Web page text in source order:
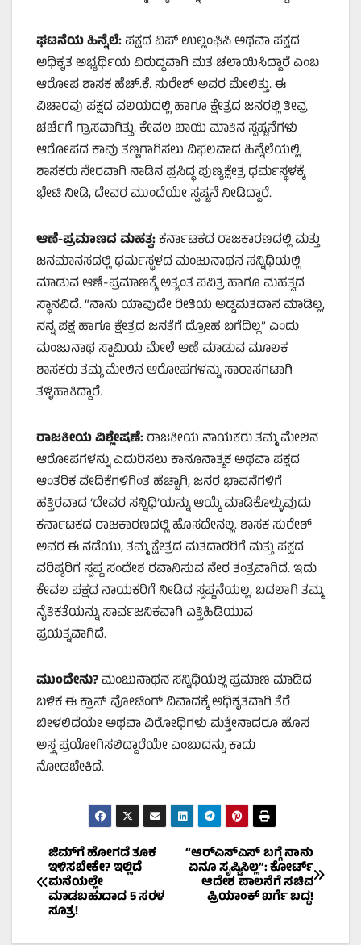
ಘಟನೆಯ ಹಿನ್ನೆಲೆ:ಪಕ್ಷದ ವಿಪ್ ಉಲ್ಲಂಘಿಸಿ ಅಥವಾ ಪಕ್ಷದ
ಅಧಿಕೃತ ಅಭ್ಯರ್ಥಿಯ ವಿರುದ್ಧವಾಗಿ ಮತ ಚಲಾಯಿಸಿದ್ದಾರೆ ಎಂಬ
ಆರೋಪ ಶಾಸಕ ಹೆಚ್.ಕೆ. ಸುರೇಶ್ ಅವರ ಮೇಲಿತ್ತು. ಈ
ವಿಚಾರವು ಪಕ್ಷದ ವಲಯದಲ್ಲಿ ಹಾಗೂ ಕ್ಷೇತ್ರದ ಜನರಲ್ಲಿ ತೀವ್ರ
ಚರ್ಚೆಗೆ ಗ್ರಾಸವಾಗಿತ್ತು. ಕೇವಲ ಬಾಯಿ ಮಾತಿನ ಸ್ಪಷ್ಟನೆಗಳು
ಆರೋಪದ ಕಾವು ತಣ್ಣಗಾಗಿಸಲು ವಿಫಲವಾದ ಹಿನ್ನೆಲೆಯಲ್ಲಿ,
ಶಾಸಕರು ನೇರವಾಗಿ ನಾಡಿನ ಪ್ರಸಿದ್ಧ ಪುಣ್ಯಕ್ಷೇತ್ರ ಧರ್ಮಸ್ಥಳಕ್ಕೆ
ಭೇಟಿ ನೀಡಿ, ದೇವರ ಮುಂದೆಯೇ ಸ್ಪಷ್ಟನೆ ನೀಡಿದ್ದಾರೆ.
ಆಣೆ-ಪ್ರಮಾಣದ ಮಹತ್ವ:ಕರ್ನಾಟಕದ ರಾಜಕಾರಣದಲ್ಲಿ ಮತ್ತು
ಜನಮಾನಸದಲ್ಲಿ ಧರ್ಮಸ್ಥಳದ ಮಂಜುನಾಥನ ಸನ್ನಿಧಿಯಲ್ಲಿ
ಮಾಡುವ ಆಣೆ-ಪ್ರಮಾಣಕ್ಕೆ ಅತ್ಯಂತ ಪವಿತ್ರ ಹಾಗೂ ಮಹತ್ವದ
ಸ್ಥಾನವಿದೆ. “ನಾನು ಯಾವುದೇ ರೀತಿಯ ಅಡ್ಡಮತದಾನ ಮಾಡಿಲ್ಲ,
ನನ್ನ ಪಕ್ಷ ಹಾಗೂ ಕ್ಷೇತ್ರದ ಜನತೆಗೆ ದ್ರೋಹ ಬಗೆದಿಲ್ಲ” ಎಂದು
ಮಂಜುನಾಥ ಸ್ವಾಮಿಯ ಮೇಲೆ ಆಣೆ ಮಾಡುವ ಮೂಲಕ
ಶಾಸಕರು ತಮ್ಮ ಮೇಲಿನ ಆರೋಪಗಳನ್ನು ಸಾರಾಸಗಟಾಗಿ
ತಳ್ಳಿಹಾಕಿದ್ದಾರೆ.
ರಾಜಕೀಯ ವಿಶ್ಲೇಷಣೆ:ರಾಜಕೀಯ ನಾಯಕರು ತಮ್ಮ ಮೇಲಿನ
ಆರೋಪಗಳನ್ನು ಎದುರಿಸಲು ಕಾನೂನಾತ್ಮಕ ಅಥವಾ ಪಕ್ಷದ
ಆಂತರಿಕ ವೇದಿಕೆಗಳಿಗಿಂತ ಹೆಚ್ಚಾಗಿ, ಜನರ ಭಾವನೆಗಳಿಗೆ
ಹತ್ತಿರವಾದ ‘ದೇವರ ಸನ್ನಿಧಿ’ಯನ್ನು ಆಯ್ಕೆ ಮಾಡಿಕೊಳ್ಳುವುದು
ಕರ್ನಾಟಕದ ರಾಜಕಾರಣದಲ್ಲಿ ಹೊಸದೇನಲ್ಲ. ಶಾಸಕ ಸುರೇಶ್
ಅವರ ಈ ನಡೆಯು, ತಮ್ಮ ಕ್ಷೇತ್ರದ ಮತದಾರರಿಗೆ ಮತ್ತು ಪಕ್ಷದ
ವರಿಷ್ಠರಿಗೆ ಸ್ಪಷ್ಟ ಸಂದೇಶ ರವಾನಿಸುವ ನೇರ ತಂತ್ರವಾಗಿದೆ. ಇದು
ಕೇವಲ ಪಕ್ಷದ ನಾಯಕರಿಗೆ ನೀಡಿದ ಸ್ಪಷ್ಟನೆಯಲ್ಲ, ಬದಲಾಗಿ ತಮ್ಮ
ನೈತಿಕತೆಯನ್ನು ಸಾರ್ವಜನಿಕವಾಗಿ ಎತ್ತಿಹಿಡಿಯುವ
ಪ್ರಯತ್ನವಾಗಿದೆ.
ಮುಂದೇನು?ಮಂಜುನಾಥನ ಸನ್ನಿಧಿಯಲ್ಲಿ ಪ್ರಮಾಣ ಮಾಡಿದ
ಬಳಿಕ ಈ ಕ್ರಾಸ್ ವೋಟಿಂಗ್ ವಿವಾದಕ್ಕೆ ಅಧಿಕೃತವಾಗಿ ತೆರೆ
ಬೀಳಲಿದೆಯೇ ಅಥವಾ ವಿರೋಧಿಗಳು ಮತ್ತೇನಾದರೂ ಹೊಸ
ಅಸ್ತ್ರ ಪ್ರಯೋಗಿಸಲಿದ್ದಾರೆಯೇ ಎಂಬುದನ್ನು ಕಾದು
ನೋಡಬೇಕಿದೆ.
Post
navigation
“ಆರ್‌ಎಸ್‌ಎಸ್ ಬಗ್ಗೆ ನಾನು
ಏನೂ ಸೃಷ್ಟಿಸಿಲ್ಲ”: ಕೋರ್ಟ್
ಆದೇಶ ಪಾಲನೆಗೆ ಸಚಿವ
ಪ್ರಿಯಾಂಕ್ ಖರ್ಗೆ ಬದ್ಧ!
ಜಿಮ್‌ಗೆ ಹೋಗದೆ ತೂಕ
ಇಳಿಸಬೇಕೇ? ಇಲ್ಲಿದೆ
ಮನೆಯಲ್ಲೇ
ಮಾಡಬಹುದಾದ 5 ಸರಳ
ಸೂತ್ರ!